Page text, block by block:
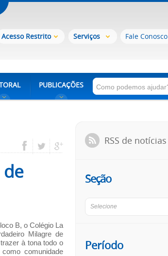
Acesso Restrito Serviços Fale Conosco
PUBLICAÇÕES
B, o Colégio La
Milagre de
à tona todo o
comunidade
RSS de notícias
Seção
Selecione
Período